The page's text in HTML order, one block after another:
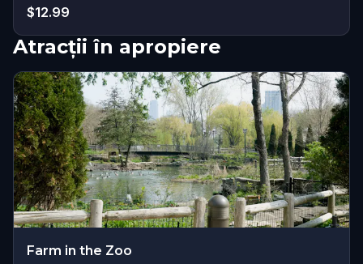
$12.99
Atracții în apropiere
Farm in the Zoo